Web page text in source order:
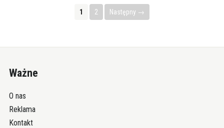
1 2 Następny →
Ważne
O nas
Reklama
Kontakt